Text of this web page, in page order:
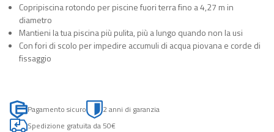
Copripiscina rotondo per piscine fuori terra fino a 4,27 m in
diametro
Mantieni la tua piscina più pulita, più a lungo quando non la usi
Con fori di scolo per impedire accumuli di acqua piovana e corde di
fissaggio
Pagamento sicuro
2 anni di garanzia
Spedizione gratuita da 50€